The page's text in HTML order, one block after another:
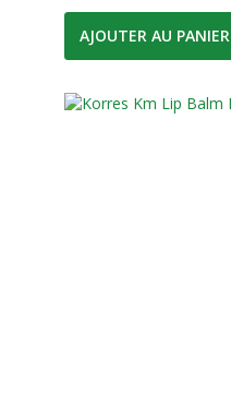
AJOUTER AU PANIER